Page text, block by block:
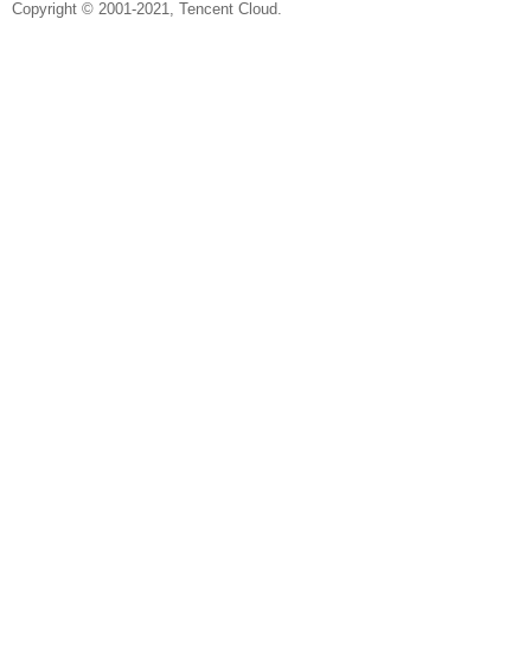
Copyright © 2001-2021, Tencent Cloud.